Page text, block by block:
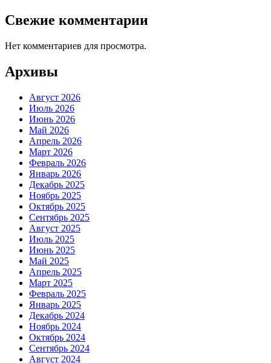
Свежие комментарии
Нет комментариев для просмотра.
Архивы
Август 2026
Июль 2026
Июнь 2026
Май 2026
Апрель 2026
Март 2026
Февраль 2026
Январь 2026
Декабрь 2025
Ноябрь 2025
Октябрь 2025
Сентябрь 2025
Август 2025
Июль 2025
Июнь 2025
Май 2025
Апрель 2025
Март 2025
Февраль 2025
Январь 2025
Декабрь 2024
Ноябрь 2024
Октябрь 2024
Сентябрь 2024
Август 2024